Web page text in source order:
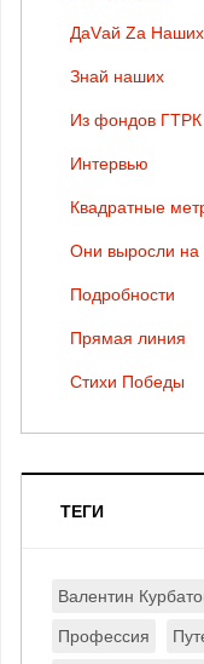
ДаVай Zа
Знай наших
Из фондов ГТРК
Интервью
Квадратные
Они выросли на
Подробности
Прямая линия
Стихи Победы
ТЕГИ
Валентин
Профессия